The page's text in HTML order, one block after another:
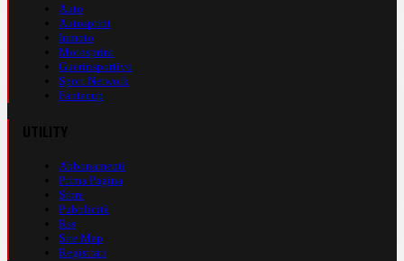
Auto
Autosprint
Inmoto
Motosprint
Guerinsportivo
Sport Network
Fantacup
Abbonamenti
Prima Pagina
Store
Pubblicità
Rss
Site Map
Registrati